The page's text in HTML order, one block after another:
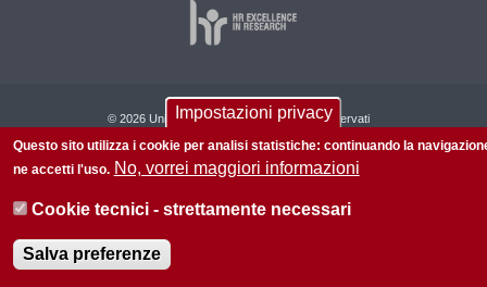
© 2026 Università di Padova - Tutti i diritti riservati
P.I. 00742430283 C.F. 80006480281
Impostazioni privacy
Questo sito utilizza i cookie per analisi statistiche: continuando la
ne accetti l'uso. No, vorrei maggiori informazioni
Cookie tecnici - strettamente necessari
Salva preferenze